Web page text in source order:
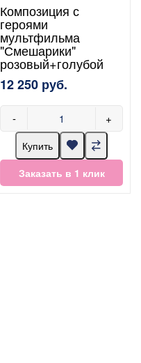
Композиция с
героями
мультфильма
"Смешарики"
розовый+голубой
12 250 руб.
- +
Купить
Заказать в 1 клик